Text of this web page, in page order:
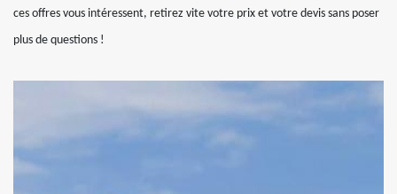
ces offres vous intéressent, retirez vite votre prix et votre devis sans poser
plus de questions !